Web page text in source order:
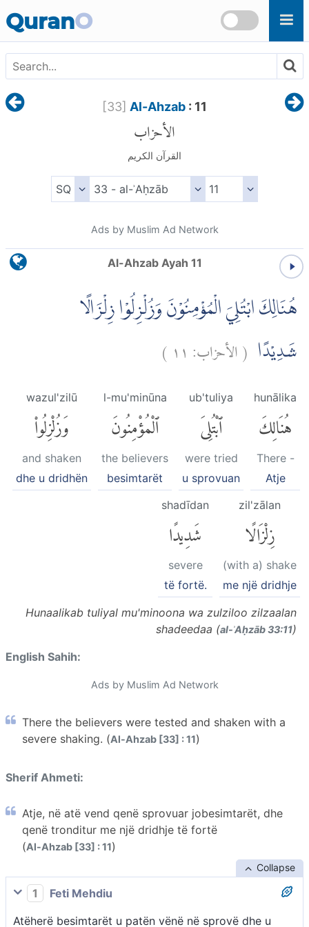
QuranO
[33] Al-Ahzab: 11
الأحزاب
القرآن الكريم
Ads by Muslim Ad Network
Al-Ahzab Ayah 11
هُنَالِكَ ابْتُلِيَ الْمُؤْمِنُوْنَ وَزُلْزِلُوْا زِلْزَالًا
شَدِيْدًا (الأحزاب: ١١ )
hunālika
هُنَالِكَ
There -
Atje
ub'tuliya
ٱبْتُلِىَ
were tried
u sprovuan
l-mu'minūna
ٱلْمُؤْمِنُونَ
the believers
besimtarët
wazul'zilū
وَزُلْزِلُوا۟
and shaken
dhe u dridhën
zil'zālan
زِلْزَالًا
(with a) shake
me një dridhje
shadīdan
شَدِيدًا
severe
të fortë.
Hunaalikab tuliyal mu'minoona wa zulziloo zilzaalan
shadeedaa (al-ʾAḥzāb 33:11)
English Sahih:
Ads by Muslim Ad Network
There the believers were tested and shaken with a
severe shaking. (Al-Ahzab [33] : 11)
Sherif Ahmeti:
Atje, në atë vend qenë sprovuar jobesimtarët, dhe
qenë tronditur me një dridhje të fortë
(Al-Ahzab [33] : 11)
Collapse
1
Feti Mehdiu
Atëherë besimtarët u patën vënë në sprovë dhe u